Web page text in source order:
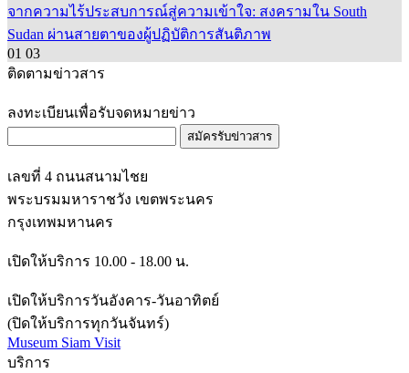
Sudan ผ่านสายตาของผู้ปฏิบัติการสันติภาพ
01 03
ติดตามข่าวสาร
สมัครรับข่าวสาร
พระบรมมหาราชวัง เขตพระนคร
กรุงเทพมหานคร
เปิดให้บริการ 10.00 - 18.00 น.
(ปิดให้บริการทุกวันจันทร์)
Museum Siam Visit
บริการ